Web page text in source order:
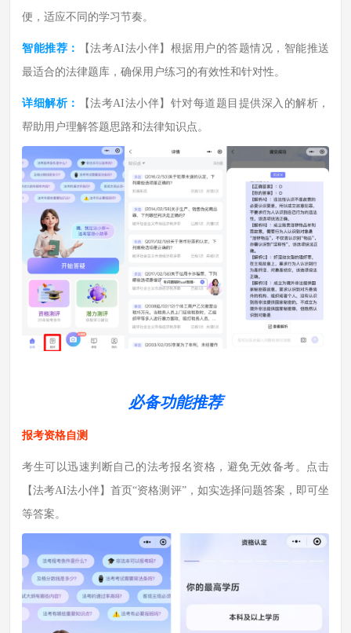
便，适应不同的学习节奏。
智能推荐： 【法考AI法小伴】 根据用户的答题情况，智能推送
最适合的法律题库，确保用户练习的有效性和针对性。
详细解析： 【法考AI法小伴】 针对每道题目提供深入的解析，
帮助用户理解答题思路和法律知识点。
必备功能推荐
报考资格自测
考生可以迅速判断自己的法考报名资格，避免无效备考。点击
【法考AI法小伴】首页“资格测评”，如实选择问题答案，即可坐
等答案。